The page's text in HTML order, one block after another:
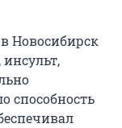
Новосибирск
способность